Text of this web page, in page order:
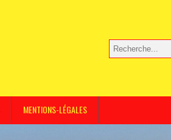
MENTIONS-LÉGALES